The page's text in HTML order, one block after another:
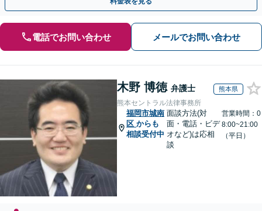
電話でお問い合わせ メールでお問い合わせ
木野 博徳 弁護士 熊本県
熊本セントラル法律事務所
福岡市城南
区 からも
相談受付中
面談方法(対
面・電話・ビデ
オなど)は応相
談
営業時間：0
8:00~21:00
（平日）